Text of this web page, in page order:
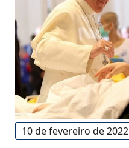
10 de fevereiro de 2022